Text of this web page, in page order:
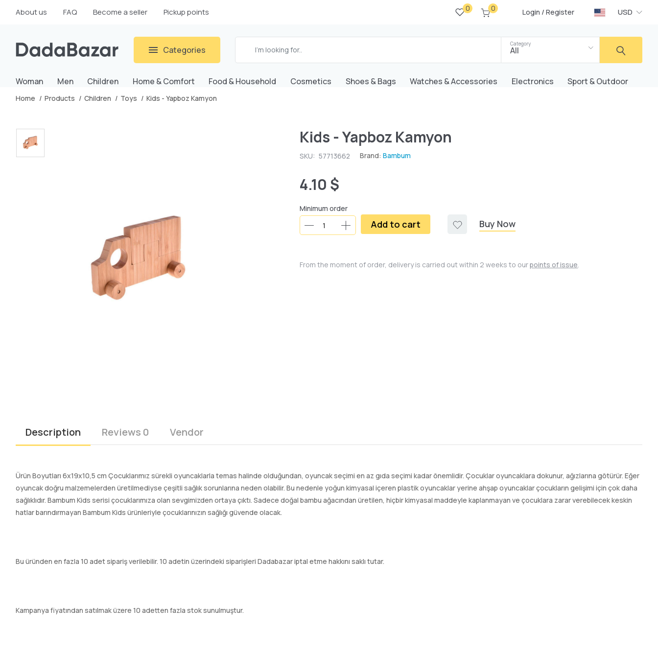
About us FAQ Become a seller Pickup points 0 0 Login / Register USD
Categories
Category
All
Woman Men Children Home & Comfort Food & Household Cosmetics Shoes & Bags Watches & Accessories Electronics Sport & Outdoor
Home Products Children Toys Kids - Yapboz Kamyon
Kids - Yapboz Kamyon
SKU: 57713662 Brand:Bambum
4.10 $
Minimum order
Add to cart Buy Now
From the moment of order, delivery is carried out within 2 weeks to ourpoints of issue.
Description Reviews 0 Vendor
Ürün Boyutları 6x19x10,5 cm Çocuklarımız sürekli oyuncaklarla temas halinde olduğundan, oyuncak seçimi en az gıda seçimi kadar önemlidir. Çocuklar oyuncaklara dokunur, ağızlarına götürür. Eğer
oyuncak doğru malzemelerden üretilmediyse çeşitli sağlık sorunlarına neden olabilir. Bu nedenle yoğun kimyasal içeren plastik oyuncaklar yerine ahşap oyuncaklar çocukların gelişimi için çok daha
sağlıklıdır. Bambum Kids serisi çocuklarımıza olan sevgimizden ortaya çıktı. Sadece doğal bambu ağacından üretilen, hiçbir kimyasal maddeyle kaplanmayan ve çocuklara zarar verebilecek keskin
hatlar barındırmayan Bambum Kids ürünleriyle çocuklarınızın sağlığı güvende olacak.
Bu üründen en fazla 10 adet sipariş verilebilir. 10 adetin üzerindeki siparişleri Dadabazar iptal etme hakkını saklı tutar.
Kampanya fiyatından satılmak üzere 10 adetten fazla stok sunulmuştur.